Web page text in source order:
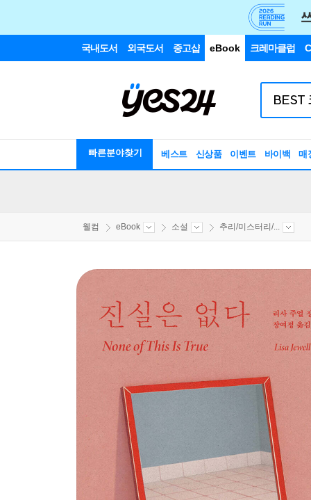
국내도서 외국도서 중고샵 eBook 크레마클럽
빠른분야찾기 베스트 신상품 이벤트 바이백 매
웰컴 eBook 소설 추리/미스터리/...